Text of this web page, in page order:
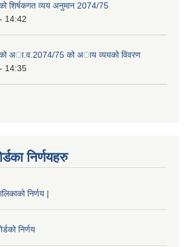
शिर्षकगत व्यय अनुमान 2074/75
14:42
अा‍‍‍.व.2074/75 को अाय व्ययको विवरण
14:35
निर्णयहरु
निर्णय |
निर्णय